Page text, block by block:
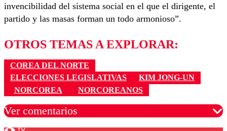
invencibilidad del sistema social en el que el dirigente, el
partido y las masas forman un todo armonioso”.
OTROS TEMAS A EXPLORAR:
COREA DEL NORTE
ELECCIONES LEGISLATIVAS
KIM JONG-UN
NORCOREA
NORCOREANOS
Ver comentarios